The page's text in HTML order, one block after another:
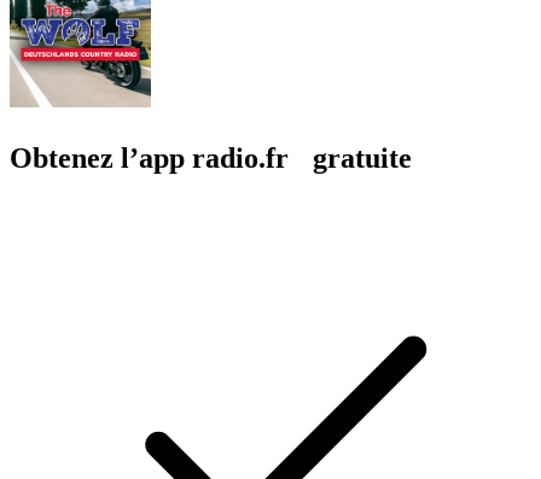
Obtenez l’app radio.fr gratuite